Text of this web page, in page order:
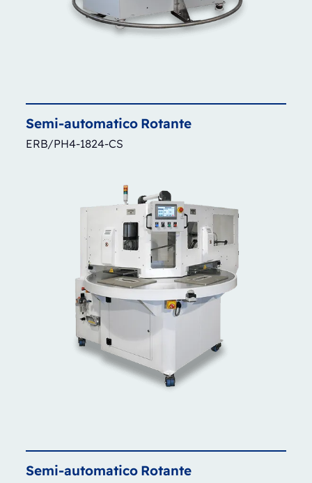
Semi-automatico Rotante
ERB/PH4-1824-CS
Semi-automatico Rotante